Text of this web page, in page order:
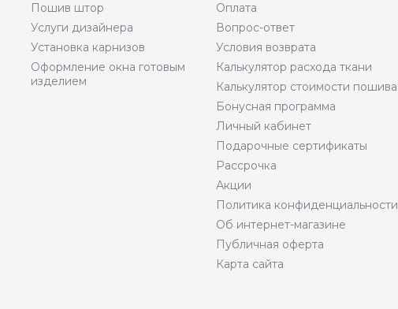
Пошив штор
Услуги дизайнера
Установка карнизов
Оформление окна готовым
изделием
Оплата
Вопрос-ответ
Условия возврата
Калькулятор расхода ткани
Калькулятор стоимости пошива
Бонусная программа
Личный кабинет
Подарочные сертификаты
Рассрочка
Акции
Политика конфиденциальности
Об интернет-магазине
Публичная оферта
Карта сайта